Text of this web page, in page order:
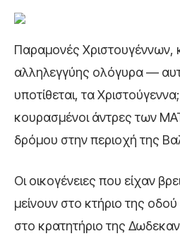
Παραμονές Χριστουγέννων,
αλληλεγγύης ολόγυρα —
υποτίθεται, τα
κουρασμένοι άντρες των
δρόμου στην περιοχή της
Οι οικογένειες που είχαν
μείνουν στο κτήριο της
στο κρατητήριο της